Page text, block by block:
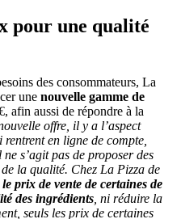
pour une qualité
des consommateurs, La
une nouvelle gamme de
afin aussi de répondre à la
offre, il y a l’aspect
en ligne de compte,
ne s’agit pas de proposer des
la qualité. Chez La Pizza de
le prix de vente de certaines de
des ingrédients , ni réduire la
seuls les prix de certaines